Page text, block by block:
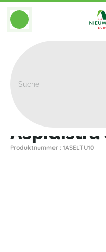
BACK
Aspidistra
Produktnummer : 1ASELTU10